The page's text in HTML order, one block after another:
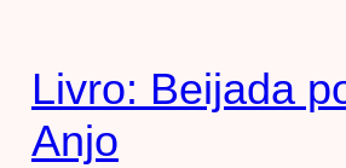
Livro: Beijada
Anjo